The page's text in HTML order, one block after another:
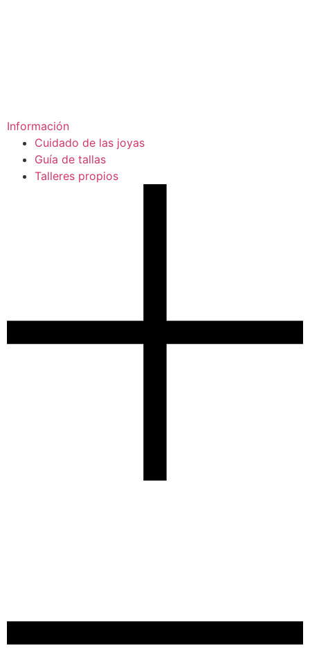
Información
Cuidado de las joyas
Guía de tallas
Talleres propios